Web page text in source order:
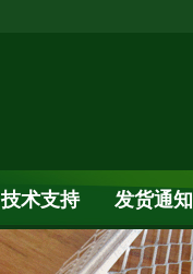
技术支持 发货通知